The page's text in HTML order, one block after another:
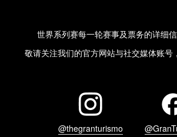
世界系列赛每一轮赛事及票务的详细信
敬请关注我们的官方网站与社交媒体账号
@thegranturismo